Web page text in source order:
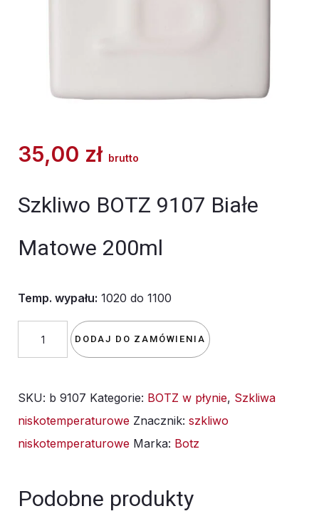
35,00 zł brutto
Szkliwo BOTZ 9107 Białe
Matowe 200ml
Temp. wypału: 1020 do 1100
Szkliwo
9107
Białe
Matowe
DODAJ DO ZAMÓWIENIA
SKU: b 9107 Kategorie: BOTZ w płynie, Szkliwa
niskotemperaturowe Znacznik: szkliwo
niskotemperaturowe Marka: Botz
Podobne produkty